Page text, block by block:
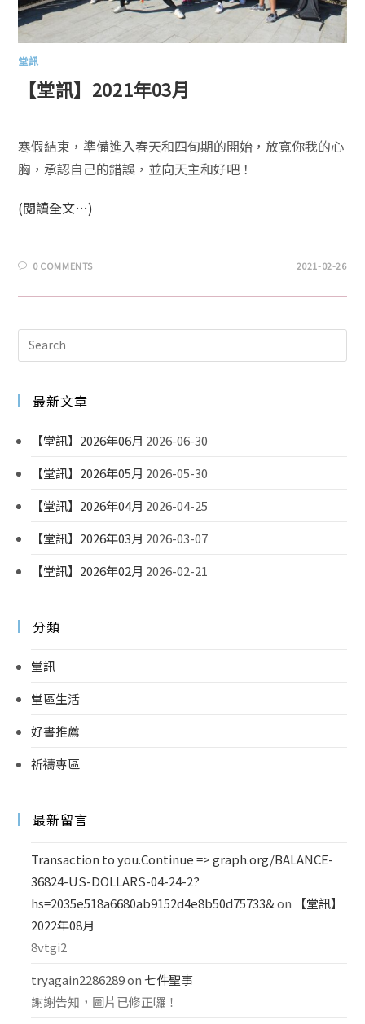
堂訊
【堂訊】2021年03月
寒假結束，準備進入春天和四旬期的開始，放寬你我的心
胸，承認自己的錯誤，並向天主和好吧！
(閱讀全文…)
0 COMMENTS 2021-02-26
最新文章
【堂訊】2026年06月 2026-06-30
【堂訊】2026年05月 2026-05-30
【堂訊】2026年04月 2026-04-25
【堂訊】2026年03月 2026-03-07
【堂訊】2026年02月 2026-02-21
分類
堂訊
堂區生活
好書推薦
祈禱專區
最新留言
Transaction to you.Continue => graph.org/BALANCE-
36824-US-DOLLARS-04-24-2?
hs=2035e518a6680ab9152d4e8b50d75733& on
【堂訊】
2022年08月
8vtgi2
tryagain2286289on 七件聖事
謝謝告知，圖片已修正囉！